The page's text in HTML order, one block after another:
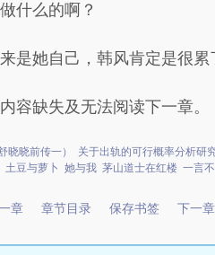
什么的啊？
是她自己，韩风肯定是很累
容缺失及无法阅读下一章。
晓晓前传一） 关于出轨的可行概率分析研
土豆与萝卜 她与我 茅山道士在红楼 一言
章 章节目录 保存书签 下一章